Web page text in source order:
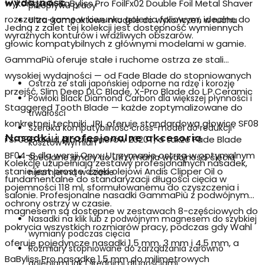
wykończeń. BaByliss Pro FoilFx02 Double Foil Metal Shaver
rozszerza gamę w kierunku golenia foliowym, idealne do
wyraźnych konturów i wrażliwych obszarów.
przepływu pracy
Ultra-kompaktowe modele do wykończeń w ruchu
wydajność
Jedną z zalet tej kolekcji jest dostępnośćwymiennych
głowickompatybilnych z głównymi modelami w gamie.
GammaPiù oferuje stałe i ruchome ostrza ze stali
wysokiej wydajności — od Fade Blade do stopniowanych
przejść, Slim Deep DLC Blade, X-Pro Blade do L.P.Ceramic
Staggered Tooth Blade — każde zoptymalizowane do
konkretnej techniki. JRL oferuje standardową głowicę SF08
i SF08G Gold dla trimmerów 2020T, a także Fade Blade
BF04-B dla wersji Onyx. Utrzymanie ostrza w optymalnym
stanie jest proste dzięki olejowi Andis Clipper Oil o
pojemności 118 ml, sformułowanemu do czyszczenia i
ochrony ostrzy w czasie.
Ostrza ze stali japońskiej odporne na rdzę i korozję
Powłoki Black Diamond Carbon dla większej płynności i
trwałości
Szeroka kompatybilność cross-model do redukcji
kosztów wymian
Specjalne smary do utrzymania wydajności cięcia
niezmienną w czasie
Nasadki i profesjonalne akcesoria
Kolekcję uzupełniają zestawy profesjonalnych nasadek,
fundamentalne do standaryzacji długości cięcia w
salonie. Profesjonalne nasadkiGammaPiù z podwójnym
magnesem są dostępne w zestawach 8-częściowych do
pokrycia wszystkich rozmiarów pracy, podczas gdy Wahl
oferuje pojedyncze nasadki 1,5 mm, 3 mm i 4,5 mm, a
BaByliss Pro nasadkę 1,5 mm do milimetrowych
Nasadki na klik lub z podwójnym magnesem do szybkiej
wymiany podczas cięcia
Rozmiary stopniowane do zarządzania zarówno